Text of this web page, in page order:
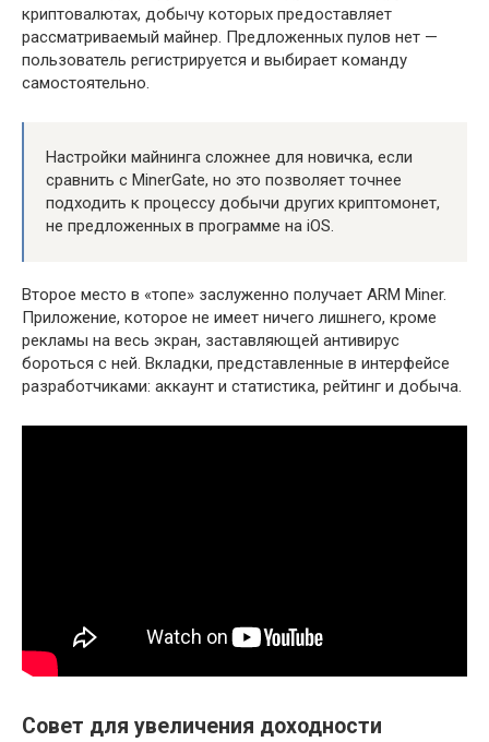
криптовалютах, добычу которых предоставляет
рассматриваемый майнер. Предложенных пулов нет —
пользователь регистрируется и выбирает команду
самостоятельно.
Настройки майнинга сложнее для новичка, если
сравнить с MinerGate, но это позволяет точнее
подходить к процессу добычи других криптомонет,
не предложенных в программе на iOS.
Второе место в «топе» заслуженно получает ARM Miner.
Приложение, которое не имеет ничего лишнего, кроме
рекламы на весь экран, заставляющей антивирус
бороться с ней. Вкладки, представленные в интерфейсе
разработчиками: аккаунт и статистика, рейтинг и добыча.
Совет для увеличения доходности